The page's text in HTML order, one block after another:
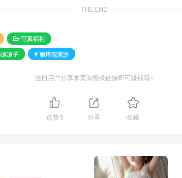
THE END
写真福利
凉子 # 丽塔浣溪沙
注册用户分享本页海报或链接即可赚钱哦~
点赞5 分享 收藏